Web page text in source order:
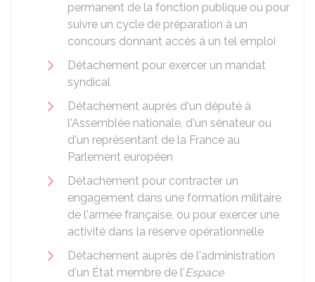
permanent de la fonction publique ou pour
suivre un cycle de préparation à un
concours donnant accès à un tel emploi
Détachement pour exercer un mandat
syndical
Détachement auprès d'un député à
l'Assemblée nationale, d'un sénateur ou
d'un représentant de la France au
Parlement européen
Détachement pour contracter un
engagement dans une formation militaire
de l'armée française, ou pour exercer une
activité dans la réserve opérationnelle
Détachement auprès de l'administration
d'un État membre de l'Espace